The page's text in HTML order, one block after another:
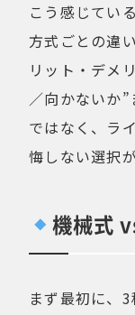
こう感じてい
方式ごとの違
リット・デメ
／向かないか
ではなく、ラ
悔しない選択
機械式
まず最初に、